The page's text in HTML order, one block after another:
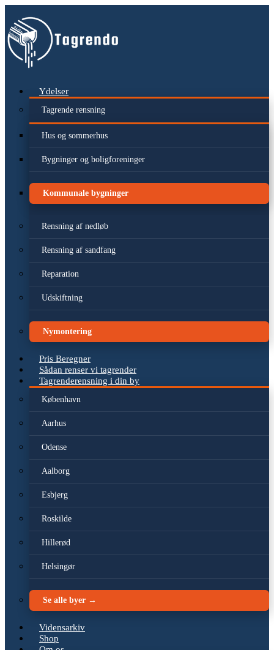
indhold
Ydelser
Tagrende rensning
Hus og sommerhus
Bygninger og boligforeninger
Kommunale bygninger
Rensning af nedløb
Rensning af sandfang
Reparation
Udskiftning
Nymontering
Pris Beregner
Sådan renser vi tagrender
Tagrenderensning i din by
København
Aarhus
Odense
Aalborg
Esbjerg
Roskilde
Hillerød
Helsingør
Se alle byer →
Vidensarkiv
Shop